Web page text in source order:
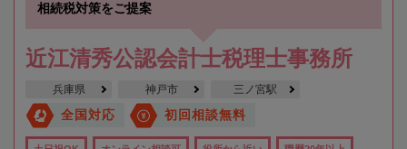
相続税対策をご提案
近江清秀公認会計士税理士事務所
兵庫県 神戸市 三ノ宮駅
全国対応 初回相談無料